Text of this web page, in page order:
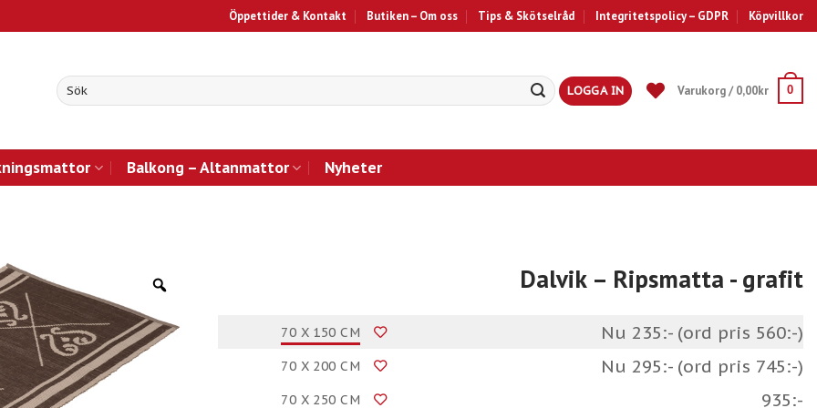
Öppettider & Kontakt Butiken – Om oss Tips & Skötselråd Integritetspolicy – GDPR Köpvillkor
LOGGA IN Varukorg /0,00kr 0
Balkong – Altanmattor Nyheter
Dalvik – Ripsmatta - grafit
70 X 150 CM Nu 235:- (ord pris 560:-)
70 X 200 CM Nu 295:- (ord pris 745:-)
70 X 250 CM 935:-